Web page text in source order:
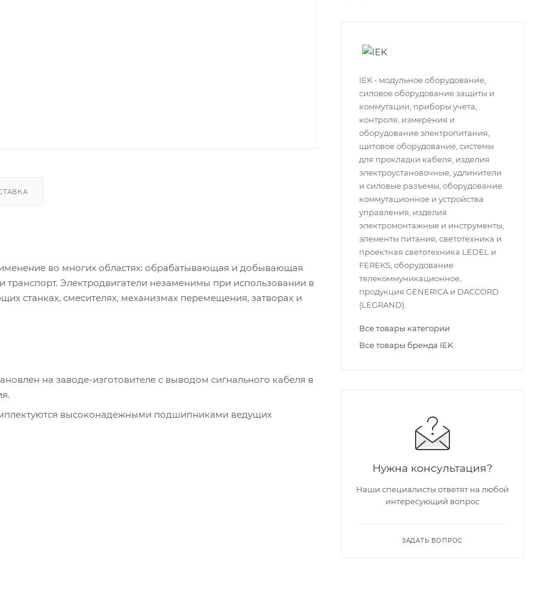
во многих областях: обрабатывающая и добывающая
Электродвигатели незаменимы при использовании в
станках, смесителях, механизмах перемещения, затворах и
на заводе-изготовителе с выводом сигнального кабеля в
высоконадежными подшипниками ведущих
IEK - модульное оборудование,
силовое оборудование защиты и
коммутации, приборы учета,
контроля, измерения и
оборудование электропитания,
щитовое оборудование, системы
для прокладки кабеля, изделия
электроустановочные, удлинители
и силовые разъемы, оборудование
коммутационное и устройства
управления, изделия
электромонтажные и инструменты,
элементы питания, светотехника и
проектная светотехника LEDEL и
FEREKS, оборудование
телекоммуникационное,
продукция GENERICA и DACCORD
(LEGRAND).
Все товары категории
Все товары бренда IEK
Нужна консультация?
Наши специалисты ответят на любой
интересующий вопрос
ЗАДАТЬ ВОПРОС